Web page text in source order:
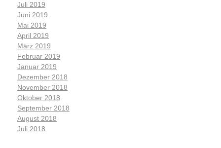
Juli 2019
Juni 2019
Mai 2019
April 2019
März 2019
Februar 2019
Januar 2019
Dezember 2018
November 2018
Oktober 2018
September 2018
August 2018
Juli 2018